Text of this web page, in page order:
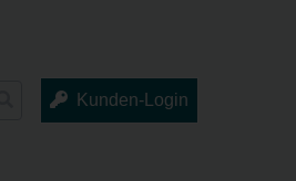
Kunden-Login